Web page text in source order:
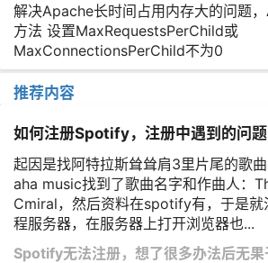
解决Apache长时间占用内存大的问题
方法 设置MaxRequestsPerChild或
MaxConnectionsPerChild不为0
推荐内容
如何注册Spotify，注册中遇到的问题
起因是找阿特拉斯耸耸肩3里片尾的歌
aha music找到了歌曲名字和作曲人：
Cmiral，然后资料在spotify有，于是就
程服务器，在服务器上打开浏览器也...
Spotify无法注册，想了很多办法后无果